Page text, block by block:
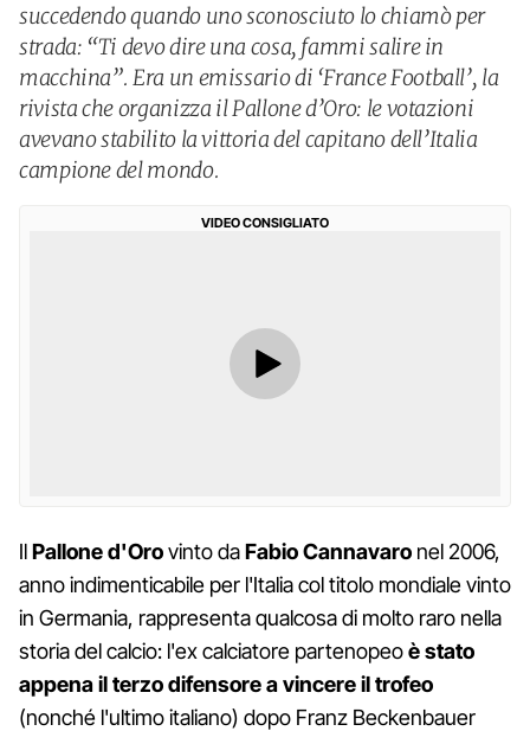
succedendo quando uno sconosciuto lo chiamò per
strada: “Ti devo dire una cosa, fammi salire in
macchina”. Era un emissario di ‘France Football’, la
rivista che organizza il Pallone d’Oro: le votazioni
avevano stabilito la vittoria del capitano dell’Italia
campione del mondo.
VIDEO CONSIGLIATO
IlPallone d'Orovinto daFabio Cannavaro nel 2006,
anno indimenticabile per l'Italia col titolo mondiale vinto
in Germania, rappresenta qualcosa di molto raro nella
storia del calcio: l'ex calciatore partenopeoè stato
appena il terzo difensore a vincere il trofeo
(nonché l'ultimo italiano) dopo Franz Beckenbauer